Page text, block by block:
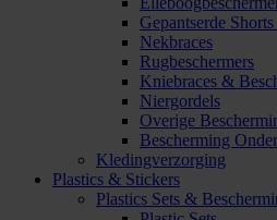
Gepantserde
Nekbraces
Rugbeschermers
Kniebraces &
Niergordels
Overige
Bescherming
Kledingverzorging
Plastics & Stickers
Plastics Sets &